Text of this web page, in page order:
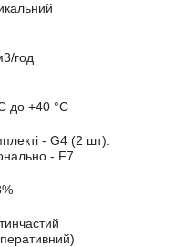
год
до +40 °C
- G4 (2 шт).
- F7